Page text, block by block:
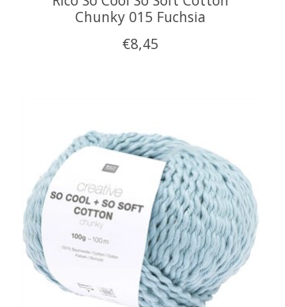
Chunky 015 Fuchsia
€8,45